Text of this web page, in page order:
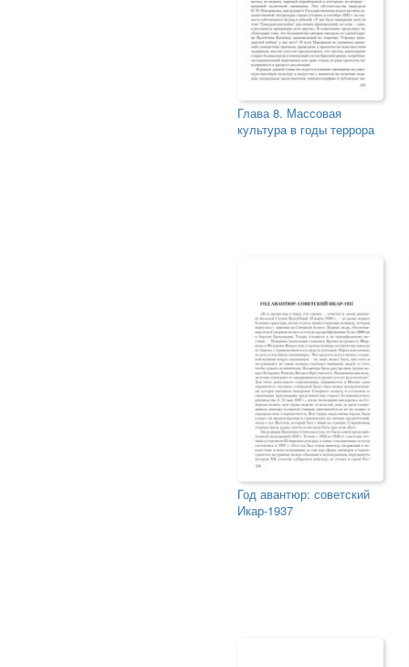
Глава 8. Массовая
культура в годы террора
Год авантюр: советский
Икар-1937